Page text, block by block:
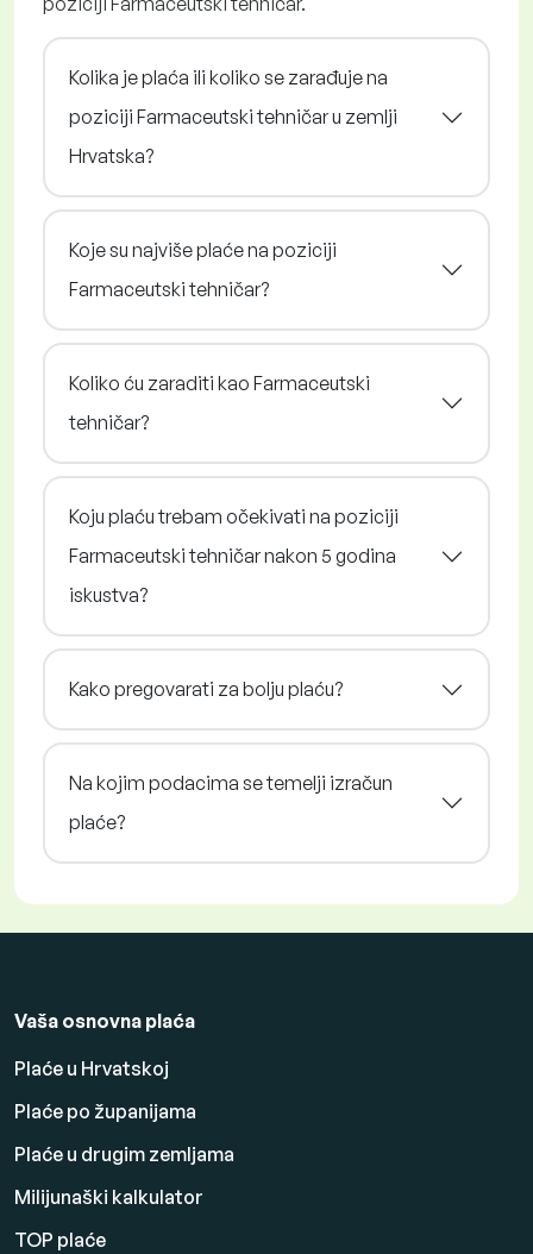
Kolika je plaća ili koliko se zarađuje na
poziciji Farmaceutski tehničar u zemlji
Hrvatska?
Koje su najviše plaće na poziciji
Farmaceutski tehničar?
Koliko ću zaraditi kao Farmaceutski
tehničar?
Koju plaću trebam očekivati na poziciji
Farmaceutski tehničar nakon 5 godina
iskustva?
Kako pregovarati za bolju plaću?
Na kojim podacima se temelji izračun
plaće?
Vaša osnovna plaća
Plaće u Hrvatskoj
Plaće po županijama
Plaće u drugim zemljama
Milijunaški kalkulator
TOP plaće